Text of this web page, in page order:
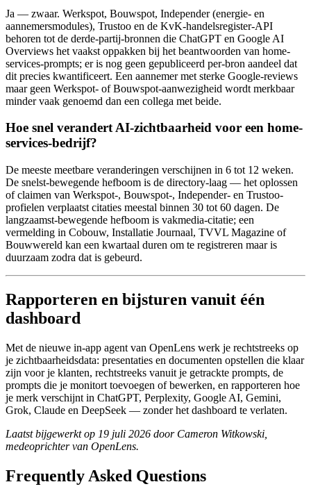
Ja — zwaar. Werkspot, Bouwspot, Independer (energie- en
aannemersmodules), Trustoo en de KvK-handelsregister-API
behoren tot de derde-partij-bronnen die ChatGPT en Google AI
Overviews het vaakst oppakken bij het beantwoorden van home-
services-prompts; er is nog geen gepubliceerd per-bron aandeel dat
dit precies kwantificeert. Een aannemer met sterke Google-reviews
maar geen Werkspot- of Bouwspot-aanwezigheid wordt merkbaar
minder vaak genoemd dan een collega met beide.
Hoe snel verandert AI-zichtbaarheid voor een home-
services-bedrijf?
De meeste meetbare veranderingen verschijnen in 6 tot 12 weken.
De snelst-bewegende hefboom is de directory-laag — het oplossen
of claimen van Werkspot-, Bouwspot-, Independer- en Trustoo-
profielen verplaatst citaties meestal binnen 30 tot 60 dagen. De
langzaamst-bewegende hefboom is vakmedia-citatie; een
vermelding in Cobouw, Installatie Journaal, TVVL Magazine of
Bouwwereld kan een kwartaal duren om te registreren maar is
duurzaam zodra dat is gebeurd.
Rapporteren en bijsturen vanuit één
dashboard
Met de nieuwe in-app agent van OpenLens werk je rechtstreeks op
je zichtbaarheidsdata: presentaties en documenten opstellen die klaar
zijn voor je klanten, rechtstreeks vanuit je getrackte prompts, de
prompts die je monitort toevoegen of bewerken, en rapporteren hoe
je merk verschijnt in ChatGPT, Perplexity, Google AI, Gemini,
Grok, Claude en DeepSeek — zonder het dashboard te verlaten.
Laatst bijgewerkt op 19 juli 2026 door Cameron Witkowski,
medeoprichter van OpenLens.
Frequently Asked Questions